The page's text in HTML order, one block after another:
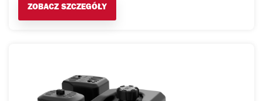
ZOBACZ SZCZEGÓŁY